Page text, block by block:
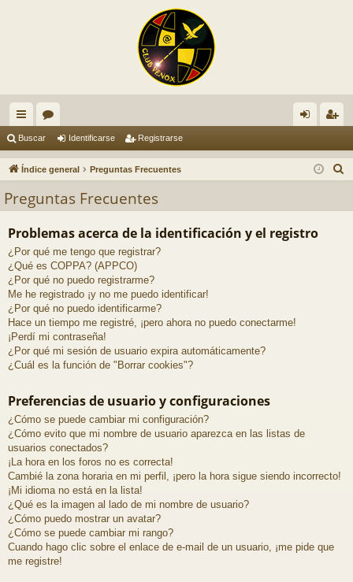
nl
ac
rá
pi
do
s
or
os nti
ar
se
ist
rs
Buscar Identificarse Registrarse
Índice general Preguntas Frecuentes
Preguntas Frecuentes
Problemas acerca de la identificación y el registro
¿Por qué me tengo que registrar?
¿Qué es COPPA? (APPCO)
¿Por qué no puedo registrarme?
Me he registrado ¡y no me puedo identificar!
¿Por qué no puedo identificarme?
Hace un tiempo me registré, ¡pero ahora no puedo conectarme!
¡Perdí mi contraseña!
¿Por qué mi sesión de usuario expira automáticamente?
¿Cuál es la función de "Borrar cookies"?
Preferencias de usuario y configuraciones
¿Cómo se puede cambiar mi configuración?
¿Cómo evito que mi nombre de usuario aparezca en las listas de
usuarios conectados?
¡La hora en los foros no es correcta!
Cambié la zona horaria en mi perfil, ¡pero la hora sigue siendo incorrecto!
¡Mi idioma no está en la lista!
¿Qué es la imagen al lado de mi nombre de usuario?
¿Cómo puedo mostrar un avatar?
¿Cómo se puede cambiar mi rango?
Cuando hago clic sobre el enlace de e-mail de un usuario, ¡me pide que
me registre!